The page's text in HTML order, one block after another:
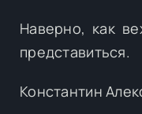
Наверно, как
представиться.
Константин